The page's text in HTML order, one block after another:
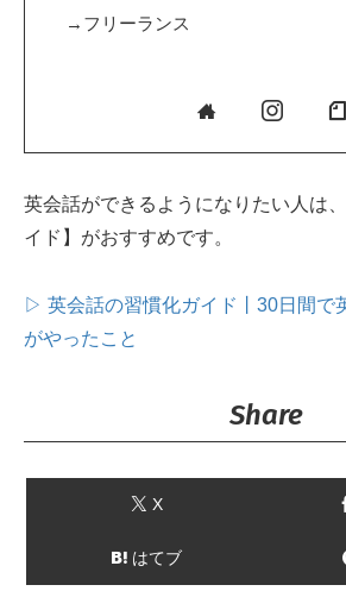
→フリーランス
英会話ができるようになりたい人は
イド】がおすすめです。
▷ 英会話の習慣化ガイド丨30日間で
がやったこと
Share
X
はてブ